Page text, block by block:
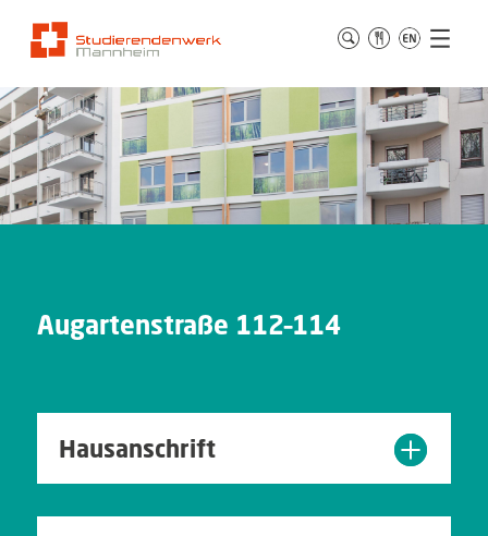
Augartenstraße 112–114
Hausanschrift